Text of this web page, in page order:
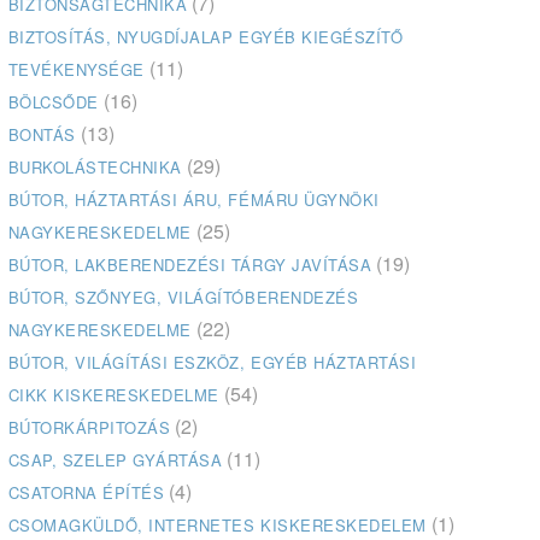
BIZTOSÍTÁS, NYUGDÍJALAP EGYÉB KIEGÉSZÍTŐ
TEVÉKENYSÉGE (11)
BÖLCSŐDE (16)
BONTÁS (13)
BURKOLÁSTECHNIKA (29)
BÚTOR, HÁZTARTÁSI ÁRU, FÉMÁRU ÜGYNÖKI
NAGYKERESKEDELME (25)
BÚTOR, LAKBERENDEZÉSI TÁRGY JAVÍTÁSA (19)
BÚTOR, SZŐNYEG, VILÁGÍTÓBERENDEZÉS
NAGYKERESKEDELME (22)
BÚTOR, VILÁGÍTÁSI ESZKÖZ, EGYÉB HÁZTARTÁSI
CIKK KISKERESKEDELME (54)
BÚTORKÁRPITOZÁS (2)
CSAP, SZELEP GYÁRTÁSA (11)
CSATORNA ÉPÍTÉS (4)
CSOMAGKÜLDŐ, INTERNETES KISKERESKEDELEM (1)